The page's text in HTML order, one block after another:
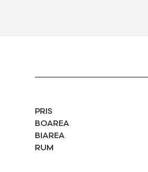
PRIS
BOAREA
BIAREA
RUM